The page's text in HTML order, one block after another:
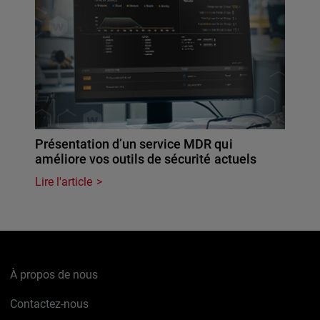
Présentation d’un service MDR qui
améliore vos outils de sécurité actuels
Lire l'article
À propos de nous
Contactez-nous